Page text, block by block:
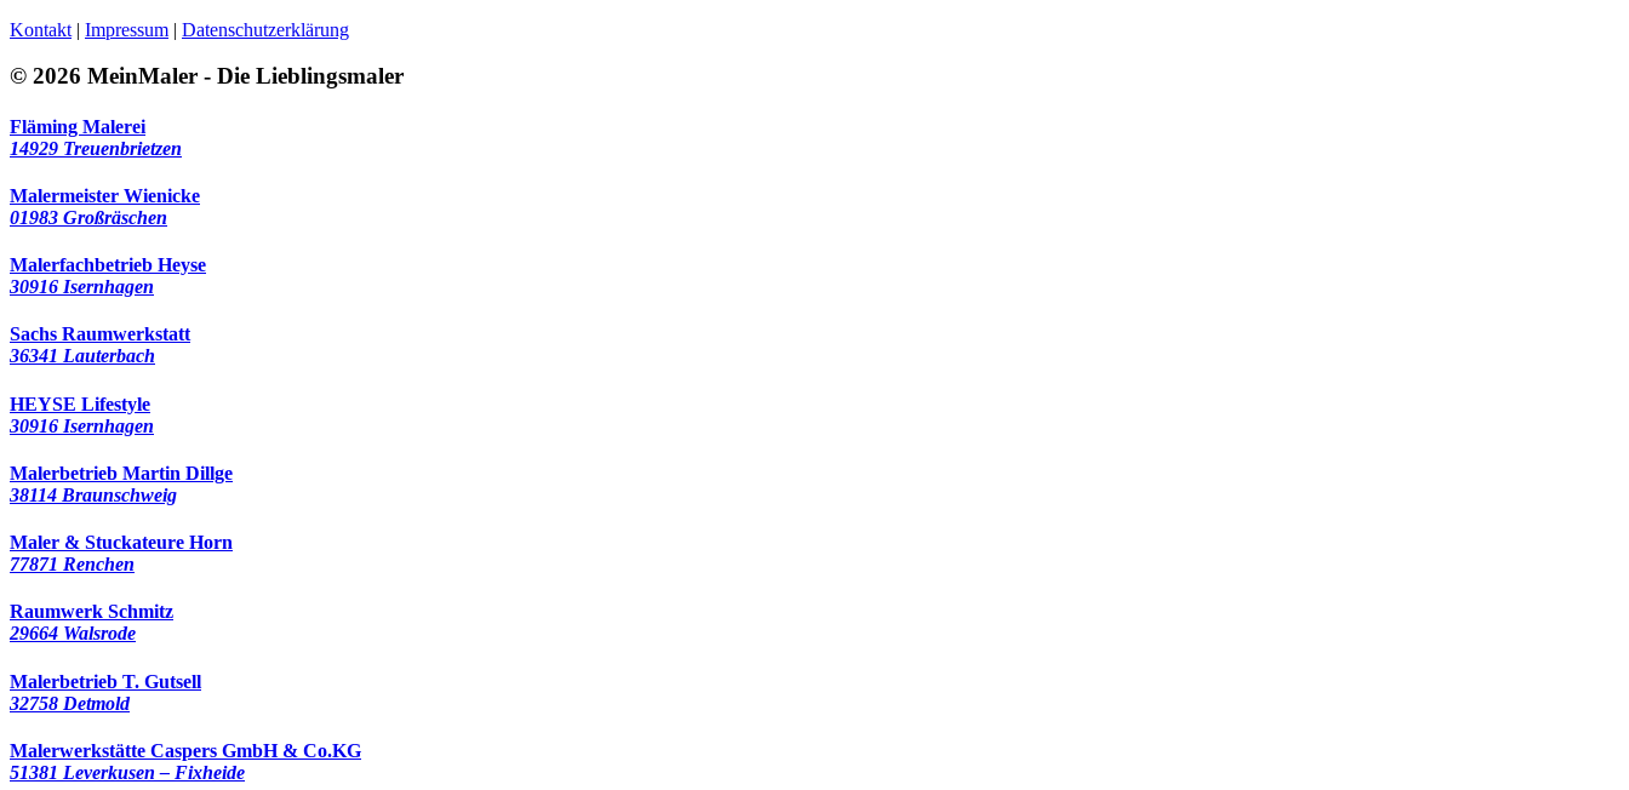
Kontakt | Impressum | Datenschutzerklärung
© 2026 MeinMaler - Die Lieblingsmaler
Fläming Malerei
14929 Treuenbrietzen
Malermeister Wienicke
01983 Großräschen
Malerfachbetrieb Heyse
30916 Isernhagen
Sachs Raumwerkstatt
36341 Lauterbach
HEYSE Lifestyle
30916 Isernhagen
Malerbetrieb Martin Dillge
38114 Braunschweig
Maler & Stuckateure Horn
77871 Renchen
Raumwerk Schmitz
29664 Walsrode
Malerbetrieb T. Gutsell
32758 Detmold
Malerwerkstätte Caspers GmbH & Co.KG
51381 Leverkusen – Fixheide